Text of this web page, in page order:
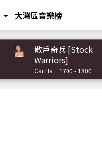
大灣區音樂榜
散戶奇兵 [Stock
Warriors]
Car Ha 1700 - 1800